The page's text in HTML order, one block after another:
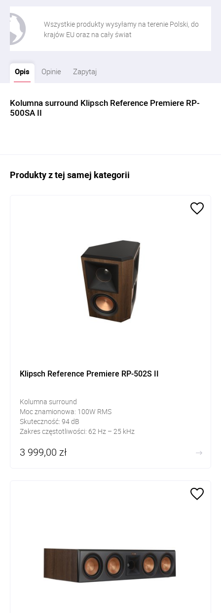
Wszystkie produkty wysyłamy na terenie Polski, do
krajów EU oraz na cały świat
Opis Opinie Zapytaj
Kolumna surround Klipsch Reference Premiere RP-
500SA II
Produkty z tej samej kategorii
Klipsch Reference Premiere RP-502S II
Kolumna surround
Moc znamionowa: 100W RMS
Skuteczność: 94 dB
Zakres częstotliwości: 62 Hz – 25 kHz
3 999,00 zł